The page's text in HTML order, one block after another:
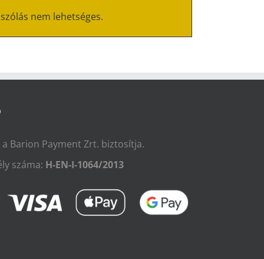
nem lehetséges.
Barion Payment Zrt. biztosítja.
száma: H-EN-I-1064/2013